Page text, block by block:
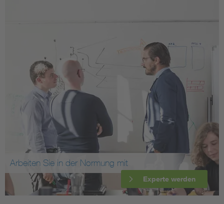
Arbeiten Sie in der Normung mit
Experte werden